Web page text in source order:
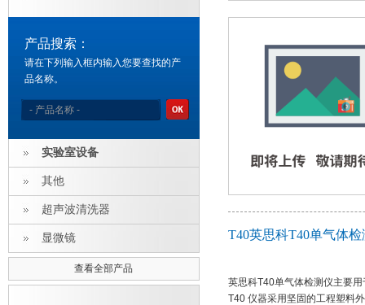
产品搜索：
请在下列输入框内输入您要查找的产
品名称。
实验室设备
其他
超声波清洗器
显微镜
查看全部产品
T40英思科T40单气体
英思科T40单气体检测仪主要
T40 仪器采用坚固的工程塑料